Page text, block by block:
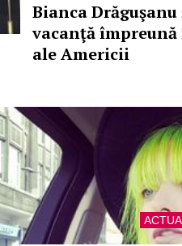
Bianca
vacanţă
ale Americii